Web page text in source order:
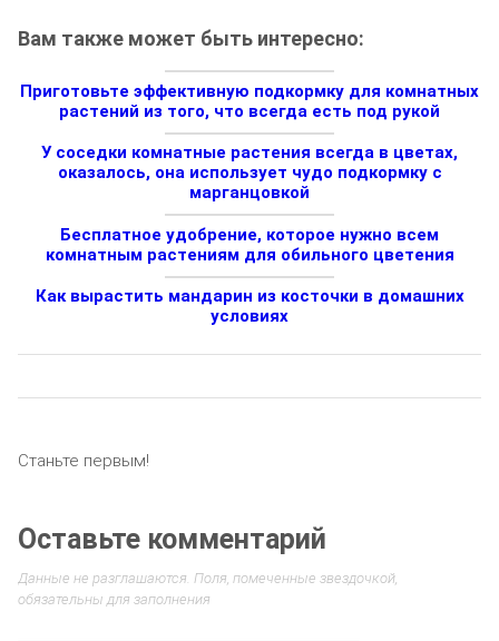
Вам также может быть интересно:
Приготовьте эффективную подкормку для комнатных
растений из того, что всегда есть под рукой
У соседки комнатные растения всегда в цветах,
оказалось, она использует чудо подкормку с
марганцовкой
Бесплатное удобрение, которое нужно всем
комнатным растениям для обильного цветения
Как вырастить мандарин из косточки в домашних
условиях
Станьте первым!
Оставьте комментарий
Данные не разглашаются. Поля, помеченные звездочкой,
обязательны для заполнения